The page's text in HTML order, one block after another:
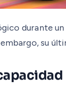
durante
embargo, su